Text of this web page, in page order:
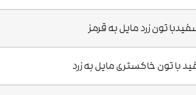
تون زرد مایل به قرمز
با تون خاکستری مایل به زرد